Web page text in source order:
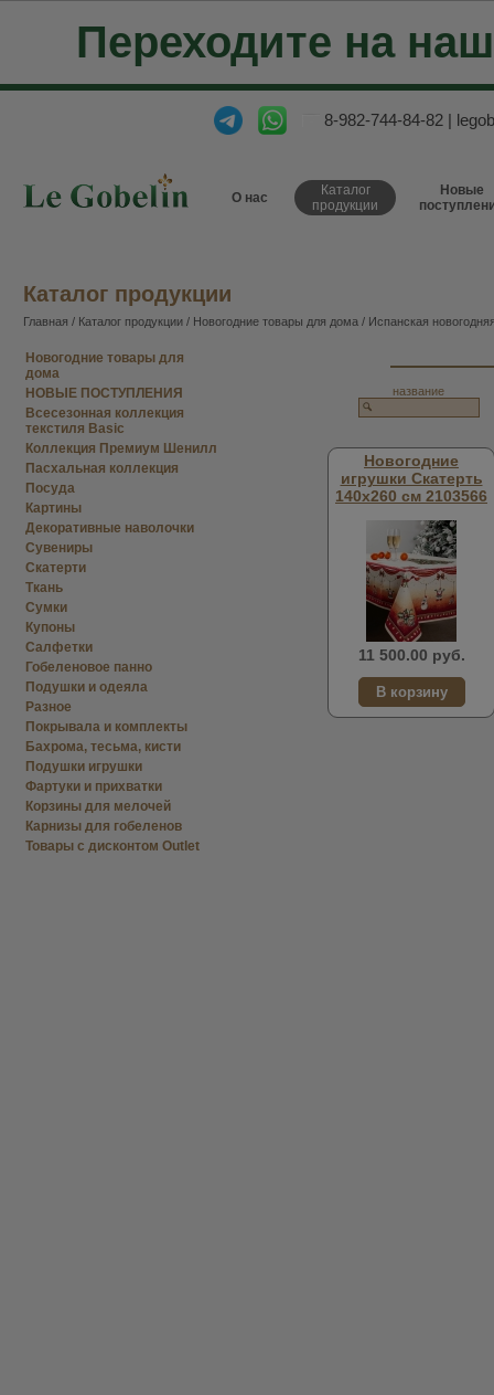
Переходите на
8-982-744-84-82 |
О нас
Каталог
продукции
Новые
Каталог продукции
Главная / Каталог продукции / Новогодние товары для дома / Испанская
Новогодние товары для
дома
НОВЫЕ ПОСТУПЛЕНИЯ
Всесезонная коллекция
текстиля Basic
Коллекция Премиум Шенилл
Пасхальная коллекция
Посуда
Картины
Декоративные наволочки
Сувениры
Скатерти
Ткань
Сумки
Купоны
Салфетки
Гобеленовое панно
Подушки и одеяла
Разное
Покрывала и комплекты
Бахрома, тесьма, кисти
Подушки игрушки
Фартуки и прихватки
Корзины для мелочей
Карнизы для гобеленов
Товары с дисконтом Outlet
название
Новогодние
игрушки Скатерть
140х260 см 2103566
11 500.00 руб.